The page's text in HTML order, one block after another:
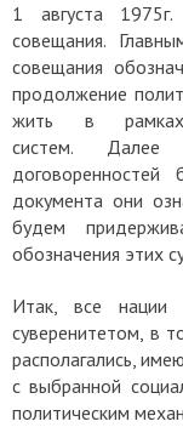
1 августа
совещания.
совещания
продолжение
жить в рамках
систем. Далее
документа они
будем
обозначения этих
Итак, все нации
суверенитетом, в
располагались,
с выбранной
политическим